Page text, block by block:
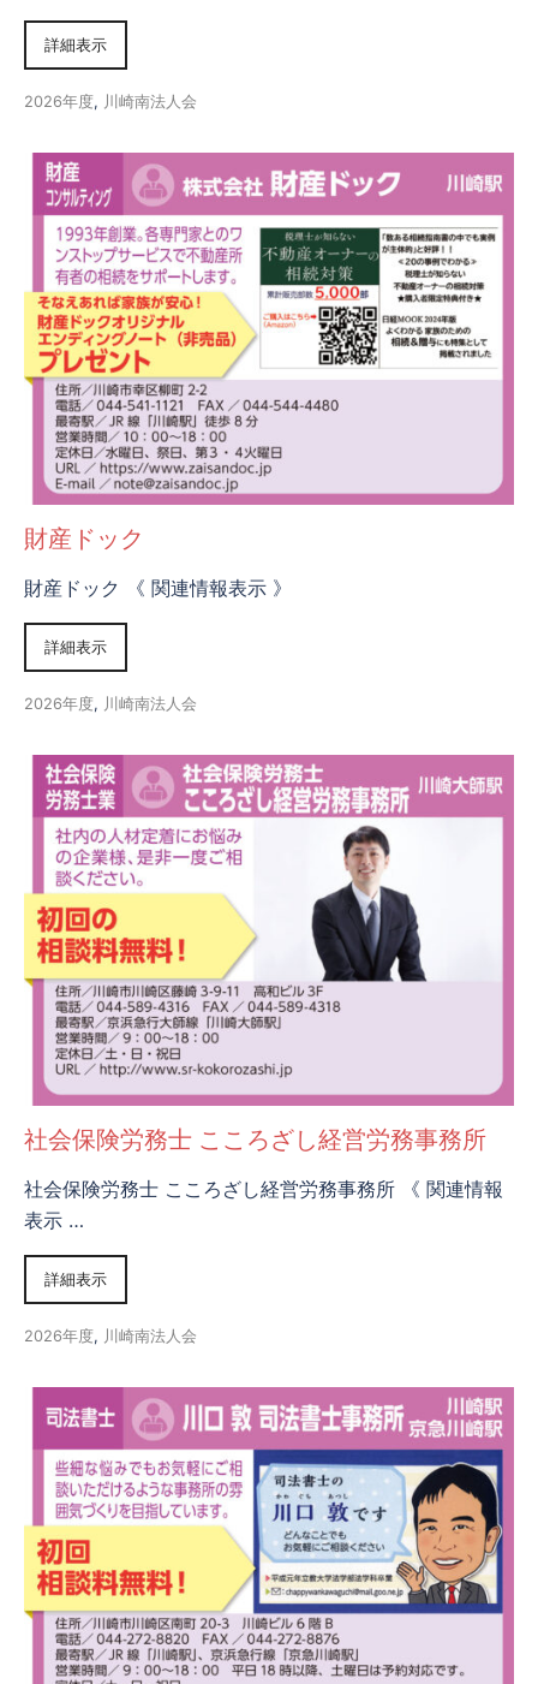
詳細表示
2026年度, 川崎南法人会
財産ドック
財産ドック 《 関連情報表示 》
詳細表示
2026年度, 川崎南法人会
社会保険労務士 こころざし経営労務事務所
社会保険労務士 こころざし経営労務事務所 《 関連情報
表示 …
詳細表示
2026年度, 川崎南法人会